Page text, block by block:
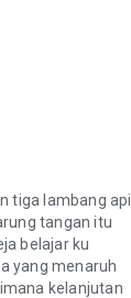
tiga lambang api
tangan itu
belajar ku
yang menaruh
kelanjutan